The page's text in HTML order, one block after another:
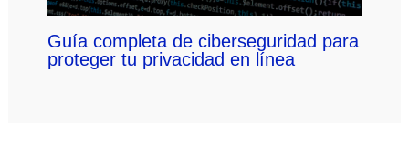
Guía completa de ciberseguridad para
proteger tu privacidad en línea